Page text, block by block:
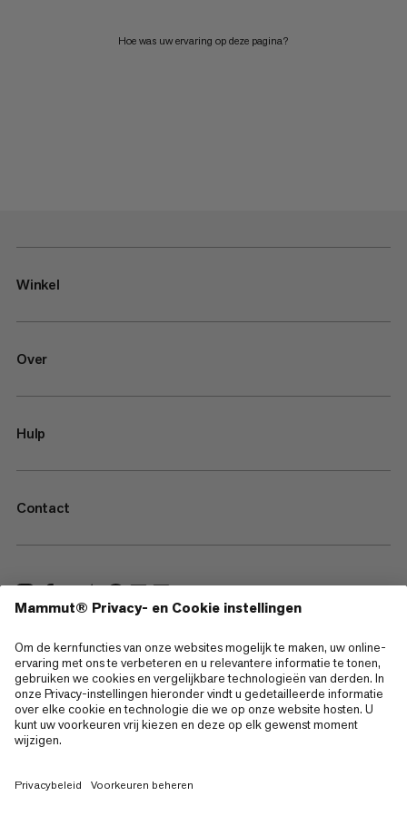
Hoe was uw ervaring op deze pagina?
Winkel
Over
Hulp
Contact
—
Sitemap
Cookies
Juridische kennisgeving